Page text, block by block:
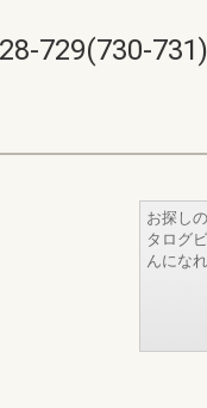
729(730-731)
お探し
タログ
んにな